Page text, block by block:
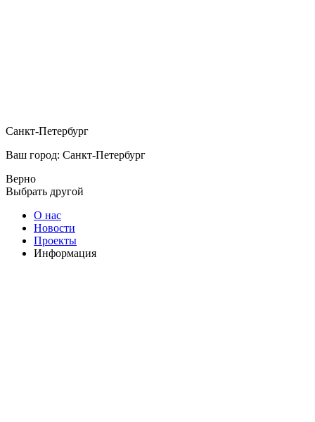
Санкт-Петербург
Ваш город: Санкт-Петербург
Верно
Выбрать другой
О нас
Новости
Проекты
Информация